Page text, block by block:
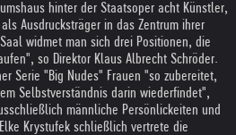
hinter der Staatsoper acht Künstler,
Ausdrucksträger in das Zentrum ihrer
widmet man sich drei Positionen, die
so Direktor Klaus Albrecht Schröder.
Serie "Big Nudes" Frauen "so zubereitet,
Selbstverständnis darin wiederfindet",
männliche Persönlickeiten und
Krystufek schließlich vertrete die